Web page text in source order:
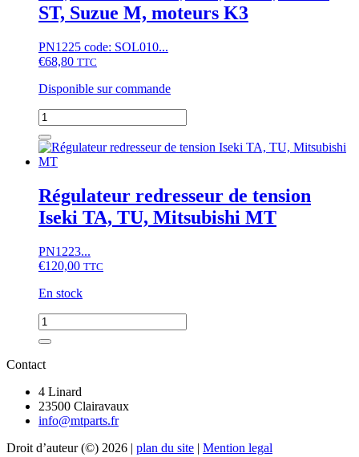
TX,
Mitsubishi
MT,
MTE,
Satoh
Suzue
M,
moteur
K3
ST, Suzue M, moteurs K3
PN1225 code: SOL010...
€68,80 TTC
Disponible sur commande
quantité
de
Solénoïde
de
Iseki
TU,
TX,
Mitsubishi
D,
MT,
MTE,
Satoh
ST,
Suzue
M,
moteurs
K3
Régulateur redresseur de tension
Iseki TA, TU, Mitsubishi MT
PN1223...
€120,00 TTC
En stock
quantité
de
Régulateur
redresseur
tension
Iseki
TA,
Mitsubishi
Contact
4 Linard
23500 Clairavaux
info@mtparts.fr
Droit d’auteur (©) 2026 | plan du site | Mention legal